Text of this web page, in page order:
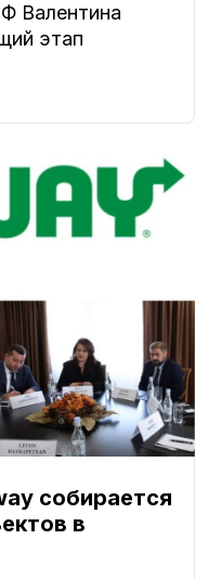
Валентина
этап
собирается
в